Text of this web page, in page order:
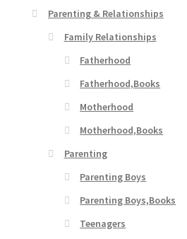
Parenting & Relationships
Family Relationships
Fatherhood
Fatherhood,Books
Motherhood
Motherhood,Books
Parenting
Parenting Boys
Parenting Boys,Books
Teenagers